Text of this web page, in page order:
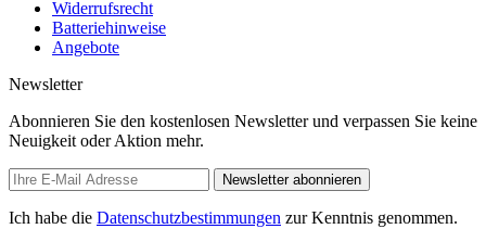
Widerrufsrecht
Batteriehinweise
Angebote
Newsletter
Abonnieren Sie den kostenlosen Newsletter und verpassen Sie keine
Neuigkeit oder Aktion mehr.
Newsletter abonnieren
Ich habe die Datenschutzbestimmungen zur Kenntnis genommen.